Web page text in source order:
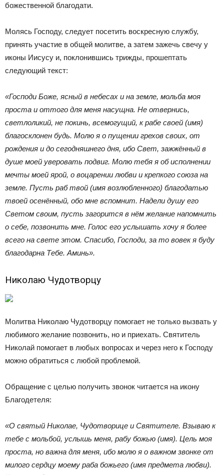
божественной благодати.
Молясь Господу, следует посетить воскресную службу,
принять участие в общей молитве, а затем зажечь свечу у
иконы Иисусу и, поклонившись трижды, прошептать
следующий текст:
«Господи Боже, ясный в небесах и на земле, мольба моя
проста и оттого для меня насущна. Не отвернись,
светлоликий, не покинь, всемогущий, к рабе своей (имя)
благосклонен будь. Молю я о пущении грехов своих, от
рождения и до сегодняшнего дня, ибо Свет, зажжённый в
душе моей уверовать подвиг. Молю тебя я об исполнении
мечты моей ярой, о воцарении любви и крепкого союза на
земле. Пусть раб твой (имя возлюбленного) благодатью
твоей осенённый, обо мне вспомнит. Надели душу его
Светом своим, пусть загорится в нём желание напомнить
о себе, позвонить мне. Голос его услышать хочу я более
всего на свете этом. Спасибо, Господи, за то вовек я буду
благодарна Тебе. Аминь».
Николаю Чудотворцу
Молитва Николаю Чудотворцу помогает не только вызвать у
любимого желание позвонить, но и приехать. Святитель
Николай помогает в любых вопросах и через него к Господу
можно обратиться с любой проблемой.
Обращение с целью получить звонок читается на икону
Благодетеля:
«О святый Николае, Чудотворице и Святителе. Взываю к
тебе с мольбой, услышь меня, рабу божью (имя). Цель моя
проста, но важна для меня, ибо молю я о важном звонке от
милого сердцу моему раба божьего (имя предмета любви).